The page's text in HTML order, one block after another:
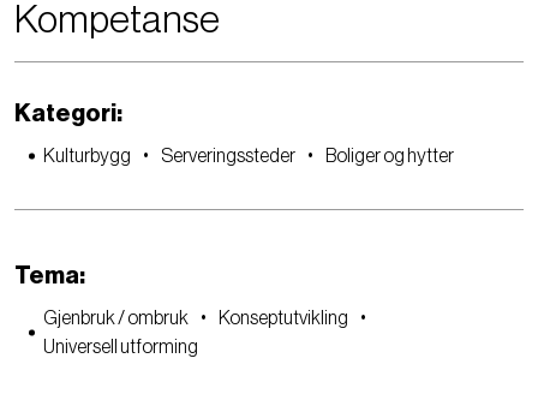
Kompetanse
Kategori:
Kulturbygg Serveringssteder Boliger og hytter
Tema:
Gjenbruk / ombruk
Konseptutvikling
Universell utforming